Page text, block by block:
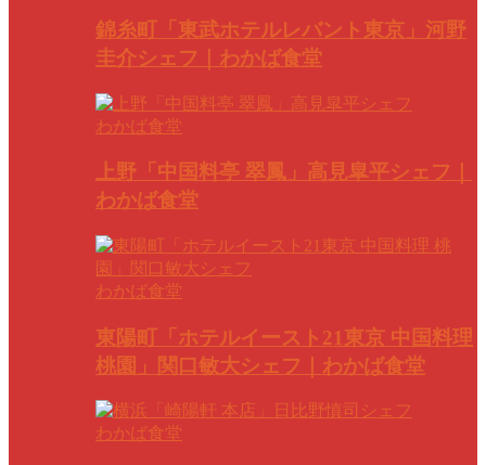
錦糸町「東武ホテルレバント東京」河野
圭介シェフ｜わかば食堂
わかば食堂
上野「中国料亭 翠鳳」高見皐平シェフ｜
わかば食堂
わかば食堂
東陽町「ホテルイースト21東京 中国料理
桃園」関口敏大シェフ｜わかば食堂
わかば食堂